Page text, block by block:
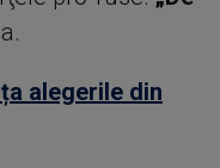
alegerile din